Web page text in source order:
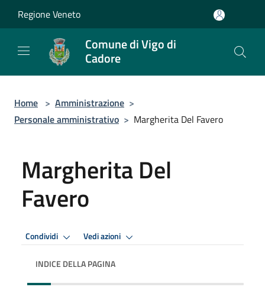
Regione Veneto
Comune di Vigo di
Cadore
Home > Amministrazione >
Personale amministrativo > Margherita Del Favero
Margherita Del
Favero
Condividi Vedi azioni
INDICE DELLA PAGINA